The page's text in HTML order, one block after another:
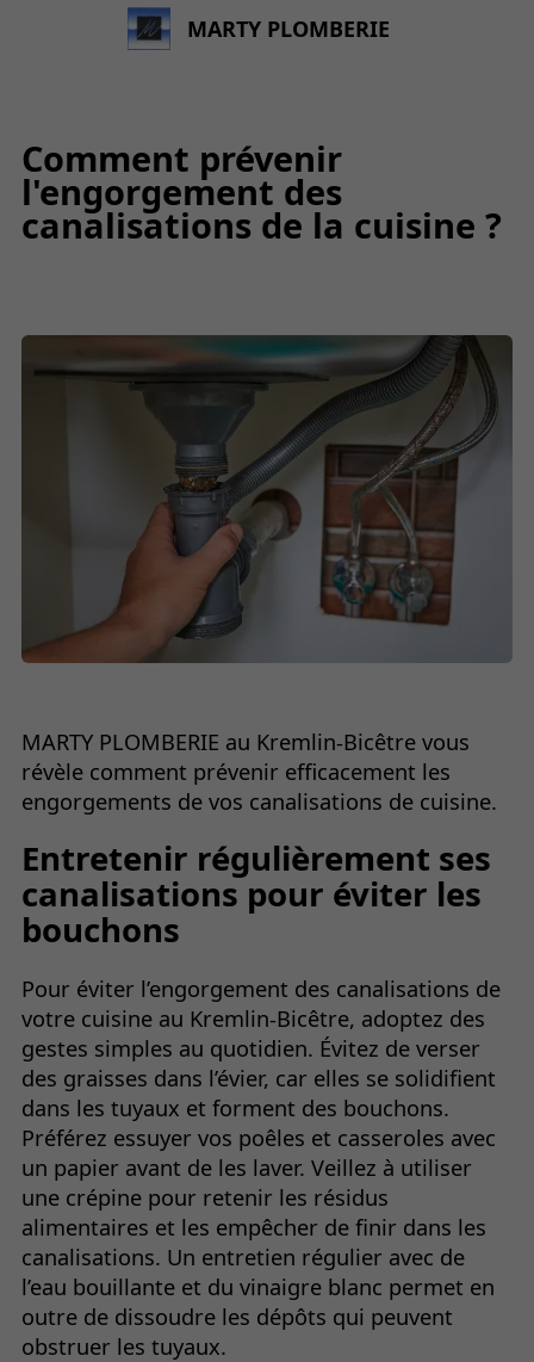
MARTY PLOMBERIE
Comment prévenir
l'engorgement des
canalisations de la cuisine ?
MARTY PLOMBERIE au Kremlin-Bicêtre vous
révèle comment prévenir efficacement les
engorgements de vos canalisations de cuisine.
Entretenir régulièrement ses
canalisations pour éviter les
bouchons
Pour éviter l’engorgement des canalisations de
votre cuisine au Kremlin-Bicêtre, adoptez des
gestes simples au quotidien. Évitez de verser
des graisses dans l’évier, car elles se solidifient
dans les tuyaux et forment des bouchons.
Préférez essuyer vos poêles et casseroles avec
un papier avant de les laver. Veillez à utiliser
une crépine pour retenir les résidus
alimentaires et les empêcher de finir dans les
canalisations. Un entretien régulier avec de
l’eau bouillante et du vinaigre blanc permet en
outre de dissoudre les dépôts qui peuvent
obstruer les tuyaux.